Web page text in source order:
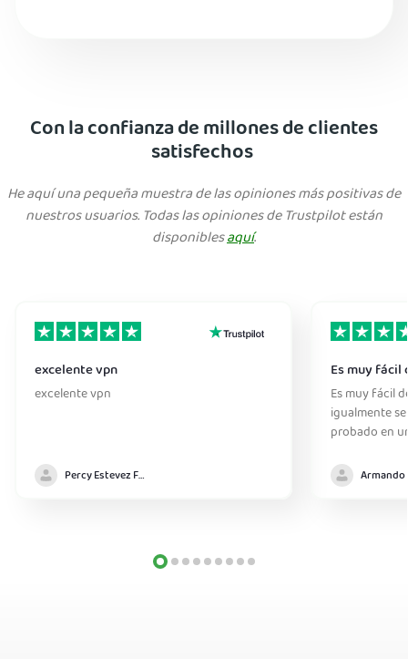
Con la confianza de millones de clientes
satisfechos
He aquí una pequeña muestra de las opiniones más positivas de
nuestros usuarios. Todas las opiniones de Trustpilot están
disponiblesaquí.
excelente vpn
excelente vpn
Percy Estevez Fuentes
Es muy
Es muy fácil
igualmente
probado en